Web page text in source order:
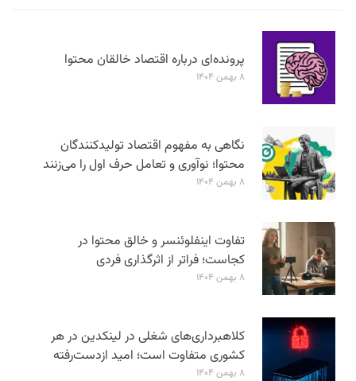
پرونده‌ای درباره اقتصاد خالقان محتوا
۸ بهمن ۱۴۰۴
نگاهی به مفهوم اقتصاد تولیدکنندگان
محتوا؛ نوآوری و تعامل حرف اول را می‌زنند
۸ بهمن ۱۴۰۴
تفاوت اینفلوئنسر و خالق محتوا در
کجاست؛ فراتر از اثرگذاری فردی
۸ بهمن ۱۴۰۴
کلاهبرداری‌های شغلی در لینکدین در هر
کشوری متفاوت است؛ امید ازدست‌رفته
۸ بهمن ۱۴۰۴